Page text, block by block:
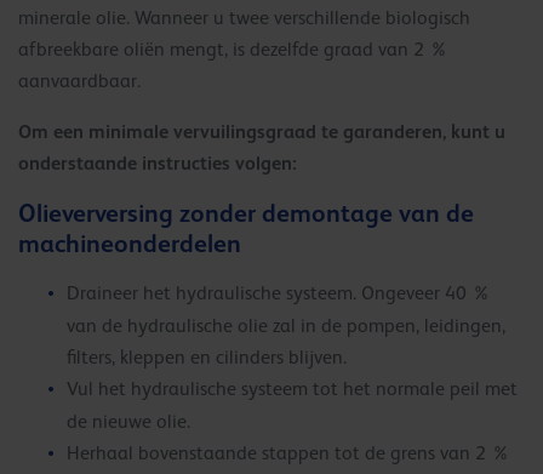
minerale olie. Wanneer u twee verschillende biologisch
afbreekbare oliën mengt, is dezelfde graad van 2 %
aanvaardbaar.
Om een minimale vervuilingsgraad te garanderen, kunt u
onderstaande instructies volgen:
Olieverversing zonder demontage van de
machineonderdelen
Draineer het hydraulische systeem. Ongeveer 40 %
van de hydraulische olie zal in de pompen, leidingen,
filters, kleppen en cilinders blijven.
Vul het hydraulische systeem tot het normale peil met
de nieuwe olie.
Herhaal bovenstaande stappen tot de grens van 2 %